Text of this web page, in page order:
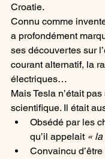
Croatie.
Connu comme
a profondément
ses découvertes sur
courant alternatif, la
électriques…
Mais Tesla n’était
scientifique. Il était
Obsédé par les
qu’il appelait «
Convaincu